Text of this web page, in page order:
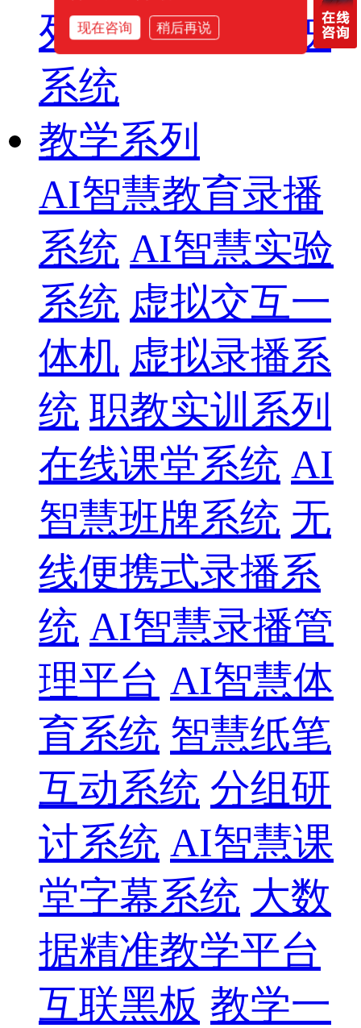
列 智慧影片放映
系统
教学系列
AI智慧教育录播
系统 AI智慧实验
系统 虚拟交互一
体机 虚拟录播系
统 职教实训系列
在线课堂系统 AI
智慧班牌系统 无
线便携式录播系
统 AI智慧录播管
理平台 AI智慧体
育系统 智慧纸笔
互动系统 分组研
讨系统 AI智慧课
堂字幕系统 大数
据精准教学平台
互联黑板 教学一
现在咨询 稍后再说